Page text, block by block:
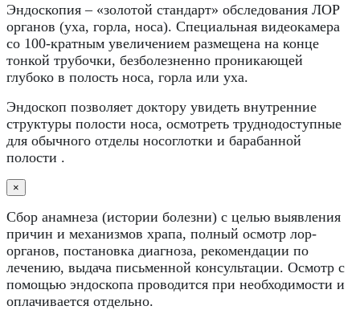
Эндоскопия – «золотой стандарт» обследования ЛОР
органов (уха, горла, носа). Специальная видеокамера
со 100-кратным увеличением размещена на конце
тонкой трубочки, безболезненно проникающей
глубоко в полость носа, горла или уха.
Эндоскоп позволяет доктору увидеть внутренние
структуры полости носа, осмотреть труднодоступные
для обычного отделы носоглотки и барабанной
полости .
×
Сбор анамнеза (истории болезни) с целью выявления
причин и механизмов храпа, полный осмотр лор-
органов, постановка диагноза, рекомендации по
лечению, выдача письменной консультации. Осмотр с
помощью эндоскопа проводится при необходимости и
оплачивается отдельно.